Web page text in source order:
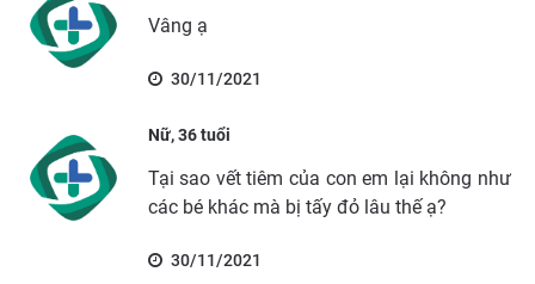
Vâng ạ
30/11/2021
Nữ, 36 tuổi
Tại sao vết tiêm của con em lại không như
các bé khác mà bị tấy đỏ lâu thế ạ?
30/11/2021